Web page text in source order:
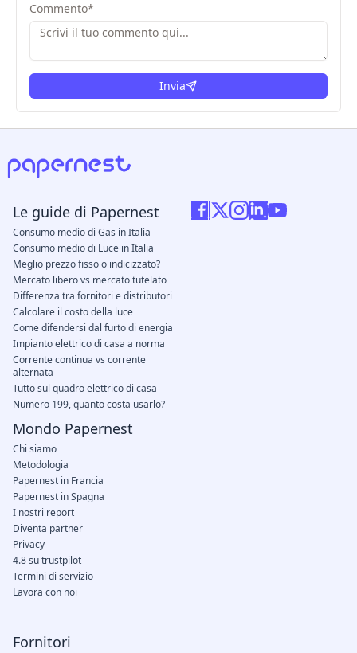
Commento*
Invia
Fornitori
Le guide di Papernest
Consumo medio di Gas in Italia
Consumo medio di Luce in Italia
Meglio prezzo fisso o indicizzato?
Mercato libero vs mercato tutelato
Differenza tra fornitori e distributori
Calcolare il costo della luce
Come difendersi dal furto di energia
Impianto elettrico di casa a norma
Corrente continua vs corrente
alternata
Tutto sul quadro elettrico di casa
Numero 199, quanto costa usarlo?
Mondo Papernest
Chi siamo
Metodologia
Papernest in Francia
Papernest in Spagna
I nostri report
Diventa partner
Privacy
4.8 su trustpilot
Termini di servizio
Lavora con noi